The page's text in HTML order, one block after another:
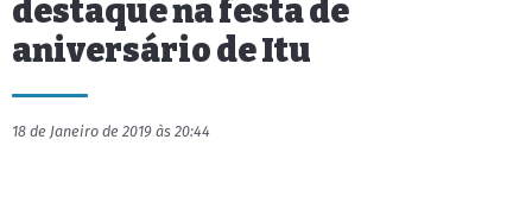
destaque na festa de
aniversário de Itu
18 de Janeiro de 2019 às 20:44